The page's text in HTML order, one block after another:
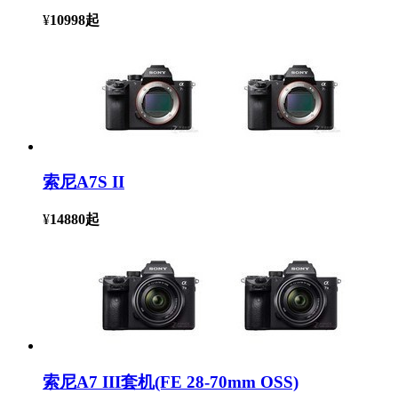
¥10998起
索尼A7S II
¥14880起
索尼A7 III套机(FE 28-70mm OSS)